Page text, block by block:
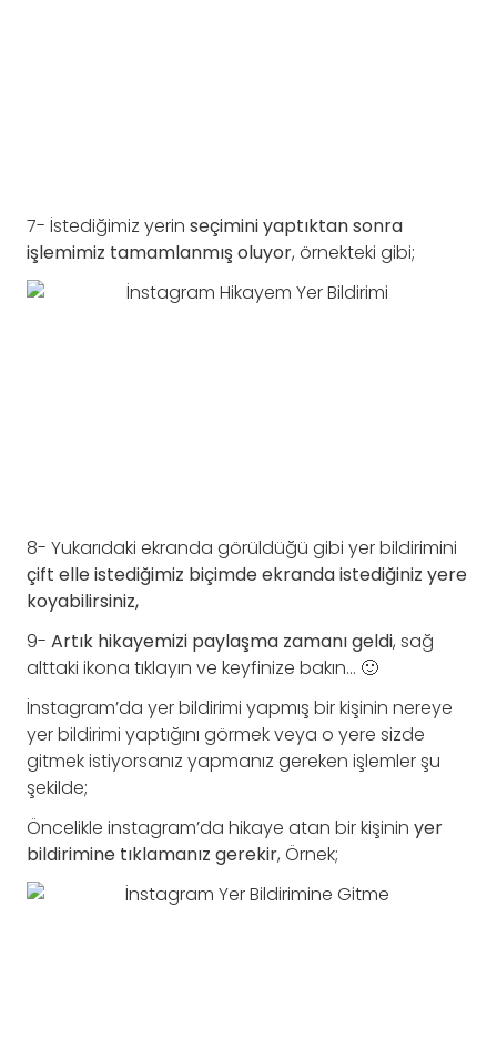
7- İstediğimiz yerin seçimini yaptıktan sonra
işlemimiz tamamlanmış oluyor, örnekteki gibi;
8- Yukarıdaki ekranda görüldüğü gibi yer bildirimini
çift elle istediğimiz biçimde ekranda istediğiniz yere
koyabilirsiniz,
9- Artık hikayemizi paylaşma zamanı geldi, sağ
alttaki ikona tıklayın ve keyfinize bakın… 🙂
İnstagram’da yer bildirimi yapmış bir kişinin nereye
yer bildirimi yaptığını görmek veya o yere sizde
gitmek istiyorsanız yapmanız gereken işlemler şu
şekilde;
Öncelikle instagram’da hikaye atan bir kişinin yer
bildirimine tıklamanız gerekir, Örnek;